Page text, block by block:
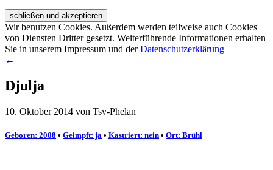
Wir benutzen Cookies. Außerdem werden teilweise auch Cookies
von Diensten Dritter gesetzt. Weiterführende Informationen erhalten
Sie in unserem Impressum und derDatenschutzerklärung
←
Djulja
10. Oktober 2014 von Tsv-Phelan
Geboren: 2008 • Geimpft: ja • Kastriert: nein • Ort: Brühl